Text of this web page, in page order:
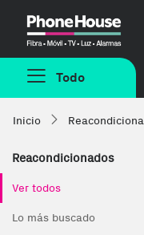
Todo
Inicio
Reacondicionados
Ver todos
Lo más buscado